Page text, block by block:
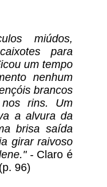
miúdos,
para
um tempo
nenhum
brancos
rins. Um
a alvura da
brisa saída
girar raivoso
- Claro é
96)